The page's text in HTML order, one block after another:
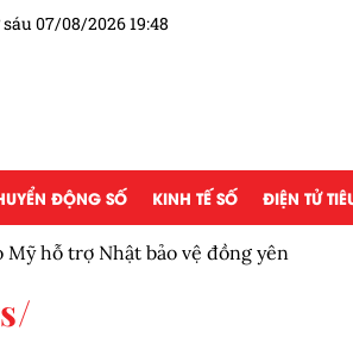
07/08/2026 19:48
ĐỘNG SỐ KINH TẾ SỐ ĐIỆN TỬ
Mỹ hỗ trợ Nhật bảo vệ đồng yên